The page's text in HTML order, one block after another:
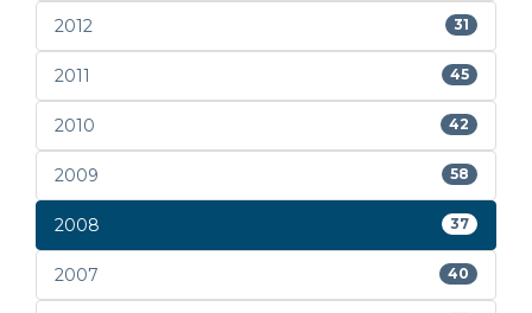
2012 31
2011 45
2010 42
2009 58
2008 37
2007 40